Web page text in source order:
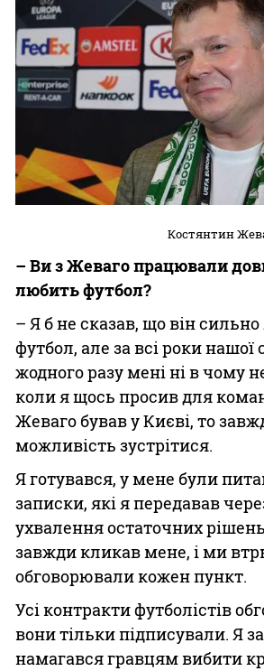
Костянтин
– Ви з Жеваго працювали
любить футбол?
– Я б не сказав, що він
футбол, але за всі роки нашої
жодного разу мені ні в чому
коли я щось просив для
Жеваго бував у Києві, то
можливість зустрітися.
Я готувався, у мене були
записки, які я передавав
ухвалення остаточних
завжди кликав мене, і ми
обговорювали кожен пункт.
Усі контракти футболістів
вони тільки підписували. Я
намагався гравцям вибити